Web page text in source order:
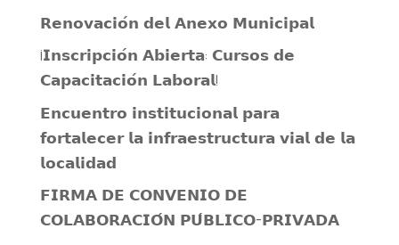
𝗥𝗲𝗻𝗼𝘃𝗮𝗰𝗶𝗼́𝗻 𝗱𝗲𝗹 𝗔𝗻𝗲𝘅𝗼 𝗠𝘂𝗻𝗶𝗰𝗶𝗽𝗮𝗹
¡𝗜𝗻𝘀𝗰𝗿𝗶𝗽𝗰𝗶𝗼́𝗻 𝗔𝗯𝗶𝗲𝗿𝘁𝗮: 𝗖𝘂𝗿𝘀𝗼𝘀 𝗱𝗲
𝗖𝗮𝗽𝗮𝗰𝗶𝘁𝗮𝗰𝗶𝗼́𝗻 𝗟𝗮𝗯𝗼𝗿𝗮𝗹!
𝗘𝗻𝗰𝘂𝗲𝗻𝘁𝗿𝗼 𝗶𝗻𝘀𝘁𝗶𝘁𝘂𝗰𝗶𝗼𝗻𝗮𝗹 𝗽𝗮𝗿𝗮
𝗳𝗼𝗿𝘁𝗮𝗹𝗲𝗰𝗲𝗿 𝗹𝗮 𝗶𝗻𝗳𝗿𝗮𝗲𝘀𝘁𝗿𝘂𝗰𝘁𝘂𝗿𝗮 𝘃𝗶𝗮𝗹 𝗱𝗲 𝗹𝗮
𝗹𝗼𝗰𝗮𝗹𝗶𝗱𝗮𝗱
𝗙𝗜𝗥𝗠𝗔 𝗗𝗘 𝗖𝗢𝗡𝗩𝗘𝗡𝗜𝗢 𝗗𝗘
𝗖𝗢𝗟𝗔𝗕𝗢𝗥𝗔𝗖𝗜𝗢́𝗡 𝗣𝗨́𝗕𝗟𝗜𝗖𝗢-𝗣𝗥𝗜𝗩𝗔𝗗𝗔